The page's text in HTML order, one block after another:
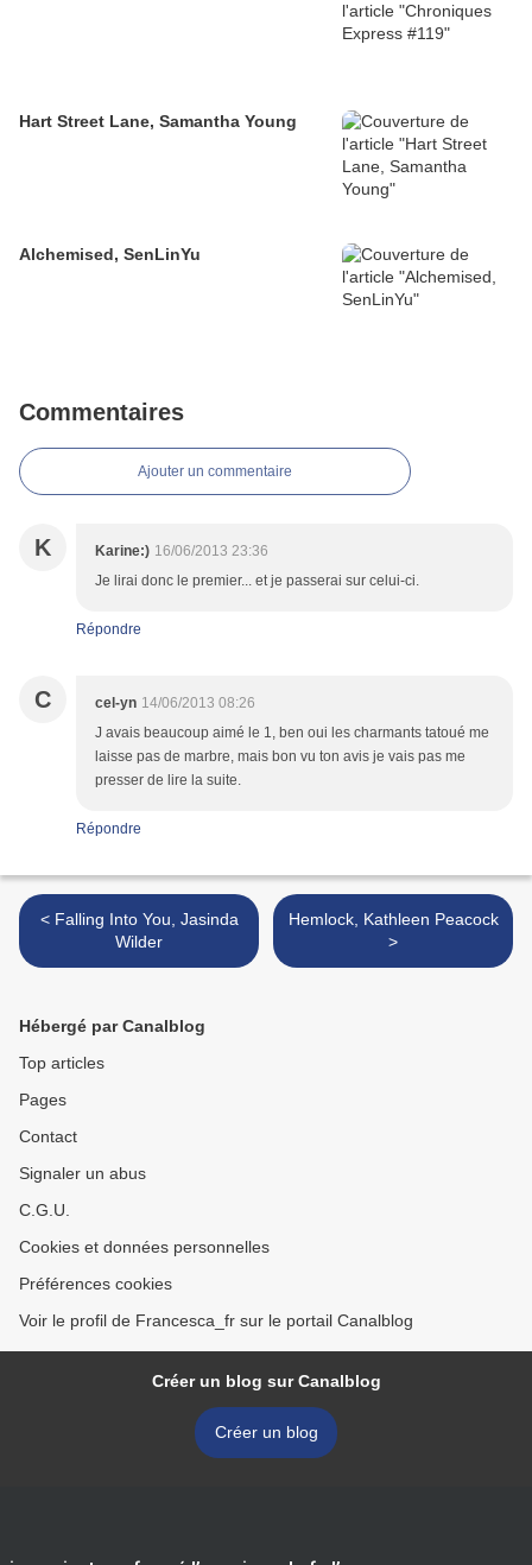
Hart Street Lane, Samantha Young
Alchemised, SenLinYu
Commentaires
Ajouter un commentaire
K Karine:) 16/06/2013 23:36
Je lirai donc le premier... et je passerai sur celui-ci.
Répondre
C cel-yn 14/06/2013 08:26
J avais beaucoup aimé le 1, ben oui les charmants tatoué me
laisse pas de marbre, mais bon vu ton avis je vais pas me
presser de lire la suite.
Répondre
< Falling Into You, Jasinda
Wilder
Hemlock, Kathleen Peacock
>
Hébergé par Canalblog
Top articles
Pages
Contact
Signaler un abus
C.G.U.
Cookies et données personnelles
Préférences cookies
Voir le profil de Francesca_fr sur le portail Canalblog
Créer un blog sur Canalblog
Créer un blog